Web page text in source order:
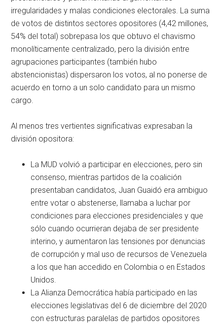
irregularidades y malas condiciones electorales. La suma
de votos de distintos sectores opositores (4,42 millones,
54% del total) sobrepasa los que obtuvo el chavismo
monolíticamente centralizado, pero la división entre
agrupaciones participantes (también hubo
abstencionistas) dispersaron los votos, al no ponerse de
acuerdo en torno a un solo candidato para un mismo
cargo.
Al menos tres vertientes significativas expresaban la
división opositora:
La MUD volvió a participar en elecciones, pero sin
consenso, mientras partidos de la coalición
presentaban candidatos, Juan Guaidó era ambiguo
entre votar o abstenerse, llamaba a luchar por
condiciones para elecciones presidenciales y que
sólo cuando ocurrieran dejaba de ser presidente
interino, y aumentaron las tensiones por denuncias
de corrupción y mal uso de recursos de Venezuela
a los que han accedido en Colombia o en Estados
Unidos.
La Alianza Democrática había participado en las
elecciones legislativas del 6 de diciembre del 2020
con estructuras paralelas de partidos opositores